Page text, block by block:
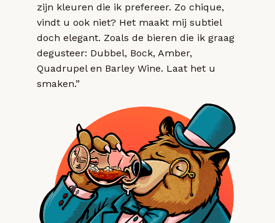
zijn kleuren die ik prefereer. Zo chique,
vindt u ook niet? Het maakt mij subtiel
doch elegant. Zoals de bieren die ik graag
degusteer: Dubbel, Bock, Amber,
Quadrupel en Barley Wine. Laat het u
smaken.”